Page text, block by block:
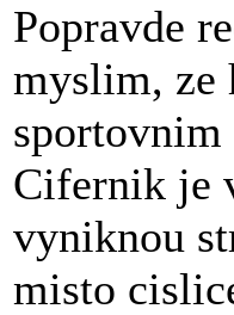
Popravde
myslim, ze
Cifernik je
vyniknou
misto